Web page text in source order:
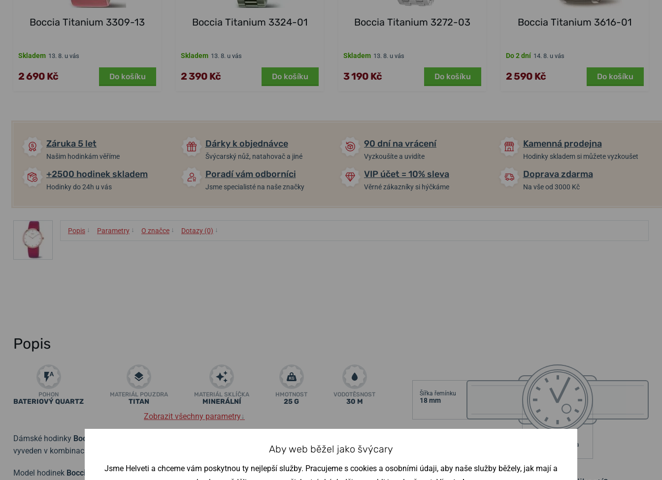
Boccia Titanium 3309-13
Skladem 13. 8. u vás
2 690 Kč Do košíku
Boccia Titanium 3324-01
Skladem 13. 8. u vás
2 390 Kč Do košíku
Boccia Titanium 3272-03
Skladem 13. 8. u vás
3 190 Kč Do košíku
Boccia Titanium 3616-01
Do 2 dní 14. 8. u vás
2 590 Kč Do košíku
Záruka 5 let
Našim hodinkám věříme
Dárky k objednávce
Švýcarský nůž, natahovač a jiné
90 dní na vrácení
Vyzkoušíte a uvidíte
Kamenná prodejna
Hodinky skladem si můžete vyzkoušet
+2500 hodinek skladem
Hodinky do 24h u vás
Poradí vám odborníci
Jsme specialisté na naše značky
VIP účet = 10% sleva
Věrné zákazníky si hýčkáme
Doprava zdarma
Na vše od 3000 Kč
Popis ↓ Parametry ↓ O značce ↓ Dotazy (0) ↓
Popis
POHON
BATERIOVÝ QUARTZ
MATERIÁL POUZDRA
TITAN
MATERIÁL SKLÍČKA
MINERÁLNÍ
HMOTNOST
25 G
VODOTĚSNOST
30 M
Zobrazit všechny parametry↓
Dámské hodinky Boccia Titanium 3309-05
vyveden v kombinaci titanového pouzdra s PVD úpravou a koženého řemínku.
Model hodinek Boccia Titanium 3309-05 je přesně tím, co na dámském zápěstí nesmí chybět. Titanové
Šířka řemínku
18 mm
Průměr pouzdra
Aby web běžel jako švýcary
Jsme Helveti a chceme vám poskytnou ty nejlepší služby. Pracujeme s cookies a osobními údaji, aby naše služby běžely, jak mají a